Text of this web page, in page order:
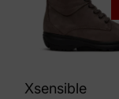
Xsensible